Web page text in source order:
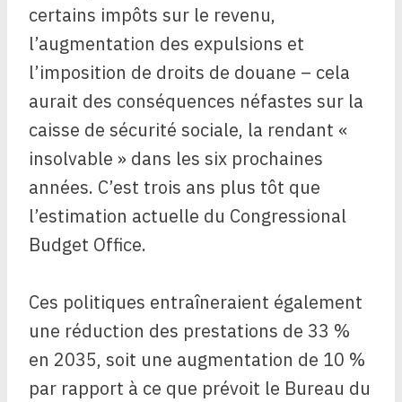
certains impôts sur le revenu,
l’augmentation des expulsions et
l’imposition de droits de douane – cela
aurait des conséquences néfastes sur la
caisse de sécurité sociale, la rendant «
insolvable » dans les six prochaines
années. C’est trois ans plus tôt que
l’estimation actuelle du Congressional
Budget Office.
Ces politiques entraîneraient également
une réduction des prestations de 33 %
en 2035, soit une augmentation de 10 %
par rapport à ce que prévoit le Bureau du